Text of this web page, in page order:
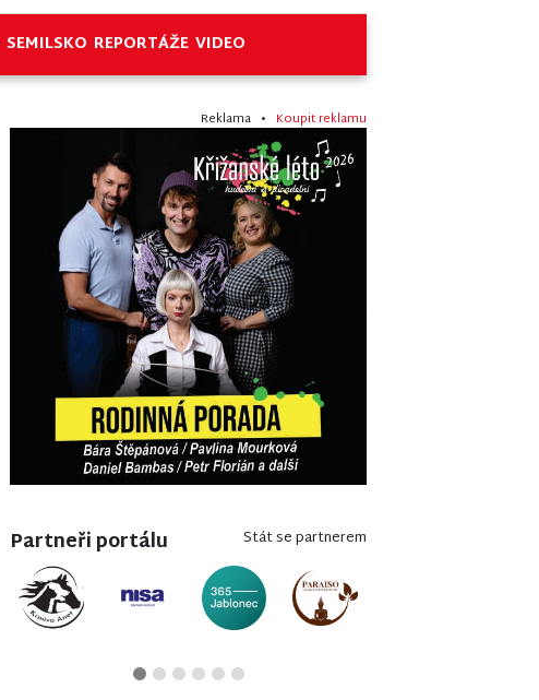
SEMILSKO REPORTÁŽE VIDEO
Reklama • Koupit reklamu
Partneři portálu Stát se partnerem